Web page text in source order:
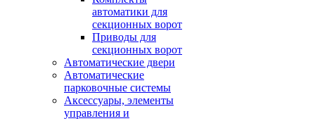
автоматики для
секционных ворот
Приводы для
секционных ворот
Автоматические двери
Автоматические
парковочные системы
Аксессуары, элементы
управления и